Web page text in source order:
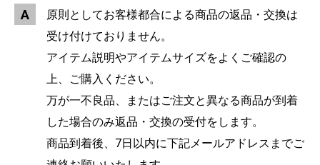
原則としてお客様都合による商品の返品・交換は
受け付けておりません。
アイテム説明やアイテムサイズをよくご確認の
上、ご購入ください。
万が一不良品、またはご注文と異なる商品が到着
した場合のみ返品・交換の受付をします。
商品到着後、7日以内に下記メールアドレスまでご